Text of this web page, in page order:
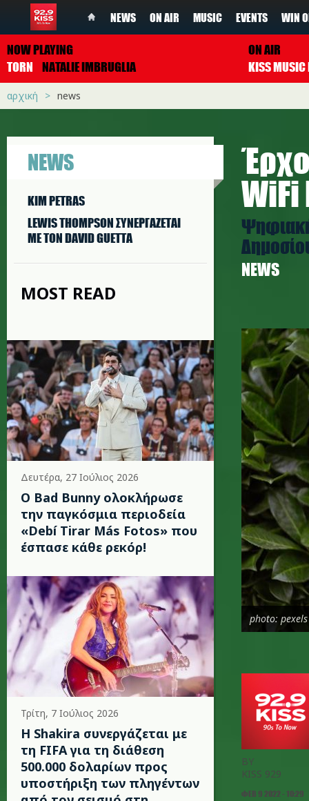
NEWS ON AIR MUSIC EVENTS WIN
NOW PLAYING
TORN
NATALIE IMBRUGLIA
ON AIR
αρχική news
NEWS
KIM PETRAS
LEWIS THOMPSON ΣΥΝΕΡΓAΖΕΤΑΙ
ΜΕ ΤΟΝ DAVID GUETTA
MOST READ
Δευτέρα, 27 Ιούλιος 2026
Ο Bad Bunny ολοκλήρωσε
την παγκόσμια περιοδεία
«Debí Tirar Más Fotos» που
έσπασε κάθε ρεκόρ!
Τρίτη, 7 Ιούλιος 2026
Η Shakira συνεργάζεται με
τη FIFA για τη διάθεση
500.000 δολαρίων προς
υποστήριξη των πληγέντων
NEWS
photo: pexels
BY
KISS 929
ΦΕΒ 9 2022 - 10:29